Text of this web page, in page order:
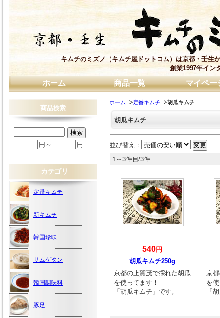
キムチのミズノ（キムチ屋ドットコム）は京都・壬生
創業1997年イン
ホーム 商品一覧 マイペー
ホーム 定番キムチ 胡瓜キムチ
胡瓜キムチ
並び替え：
1～3件目/3件
540円
胡瓜キムチ250g
京都の上賀茂で採れた胡瓜
を使ってます！
「胡瓜キムチ」です。
京
を
「
商品検索
円～ 円
カテゴリ
定番キムチ
新キムチ
韓国珍味
サムゲタン
韓国調味料
豚足